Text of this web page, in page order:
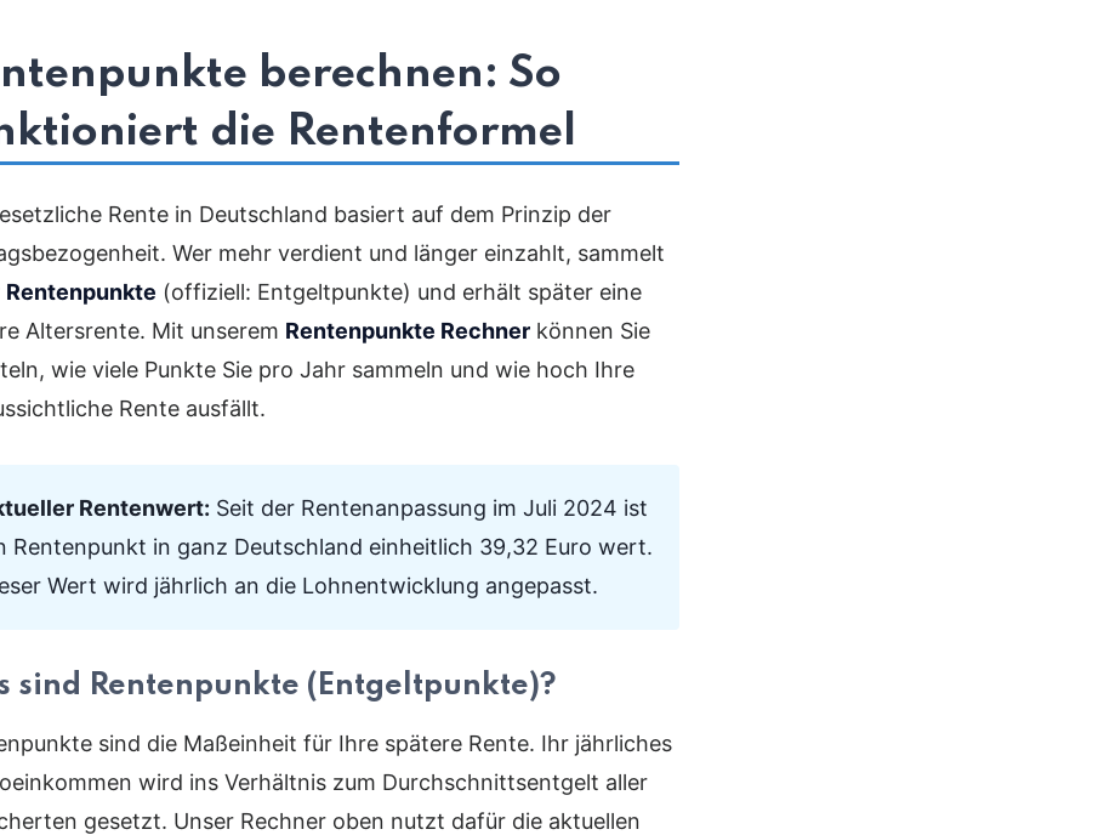
berechnen: So
die Rentenformel
Rente in Deutschland basiert auf dem Prinzip der
Wer mehr verdient und länger einzahlt, sammelt
Rentenpunkte (offiziell: Entgeltpunkte) und erhält später eine
Altersrente. Mit unserem Rentenpunkte Rechner können Sie
wie viele Punkte Sie pro Jahr sammeln und wie hoch Ihre
Rente ausfällt.
Rentenwert: Seit der Rentenanpassung im Juli 2024 ist
Rentenpunkt in ganz Deutschland einheitlich 39,32 Euro wert.
Wert wird jährlich an die Lohnentwicklung angepasst.
sind Rentenpunkte (Entgeltpunkte)?
sind die Maßeinheit für Ihre spätere Rente. Ihr jährliches
wird ins Verhältnis zum Durchschnittsentgelt aller
gesetzt. Unser Rechner oben nutzt dafür die aktuellen